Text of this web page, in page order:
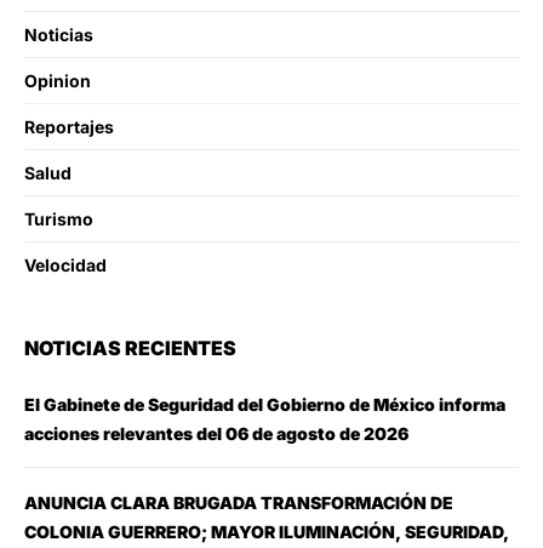
Noticias
Opinion
Reportajes
Salud
Turismo
Velocidad
NOTICIAS RECIENTES
El Gabinete de Seguridad del Gobierno de México informa
acciones relevantes del 06 de agosto de 2026
ANUNCIA CLARA BRUGADA TRANSFORMACIÓN DE
COLONIA GUERRERO; MAYOR ILUMINACIÓN, SEGURIDAD,